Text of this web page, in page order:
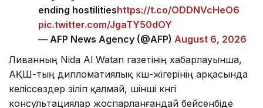
ongoing US-backed talks in Rome aimed at
ending hostilitieshttps://t.co/ODDNVcHeO6
pic.twitter.com/JgaTY50dOY
Ливанның Nida Al Watan газетінің хабарлауынша,
АҚШ-тың дипломатиялық күш-жігерінің арқасында
келіссөздер үзіліп қалмай, үшінші күнгі